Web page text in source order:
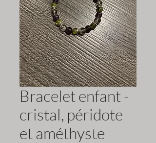
Bracelet enfant -
cristal, péridote
et améthyste